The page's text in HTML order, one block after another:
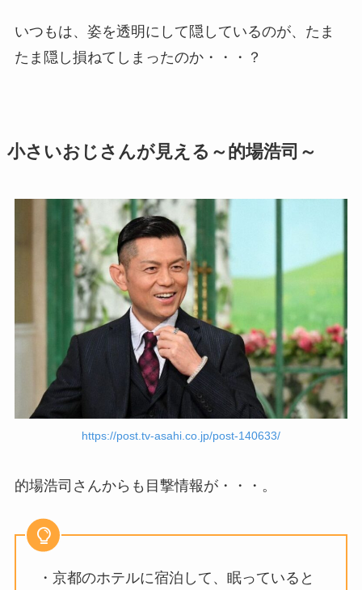
いつもは、姿を透明にして隠しているのが、たま
たま隠し損ねてしまったのか・・・？
小さいおじさんが見える～的場浩司～
https://post.tv-asahi.co.jp/post-140633/
的場浩司さんからも目撃情報が・・・。
・京都のホテルに宿泊して、眠っていると